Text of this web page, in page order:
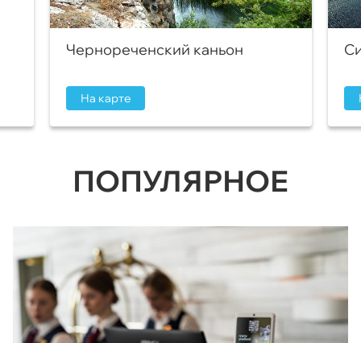
Чернореченский каньон
На карте
ПОПУЛЯРНОЕ